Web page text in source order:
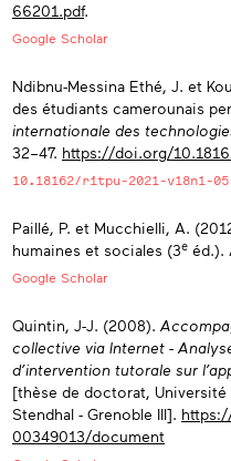
66201.pdf.
Google Scholar
Ndibnu-Messina Ethé, J. et
des étudiants camerounais
internationale des
32–47. https://doi.org/
10.18162/ritpu-2021-v18n1-05
Paillé, P. et Mucchielli, A.
humaines et sociales (3e éd.).
Google Scholar
Quintin, J-J. (2008).
collective via Internet -
d’intervention tutorale sur
[thèse de doctorat,
Stendhal - Grenoble III].
00349013/document